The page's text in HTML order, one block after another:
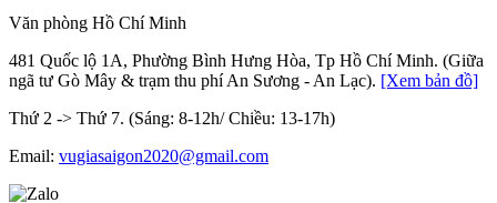
Văn phòng Hồ Chí Minh
481 Quốc lộ 1A, Phường Bình Hưng Hòa, Tp Hồ Chí Minh. (Giữa
ngã tư Gò Mây & trạm thu phí An Sương - An Lạc). [Xem bản đồ]
Thứ 2 -> Thứ 7. (Sáng: 8-12h/ Chiều: 13-17h)
Email: vugiasaigon2020@gmail.com